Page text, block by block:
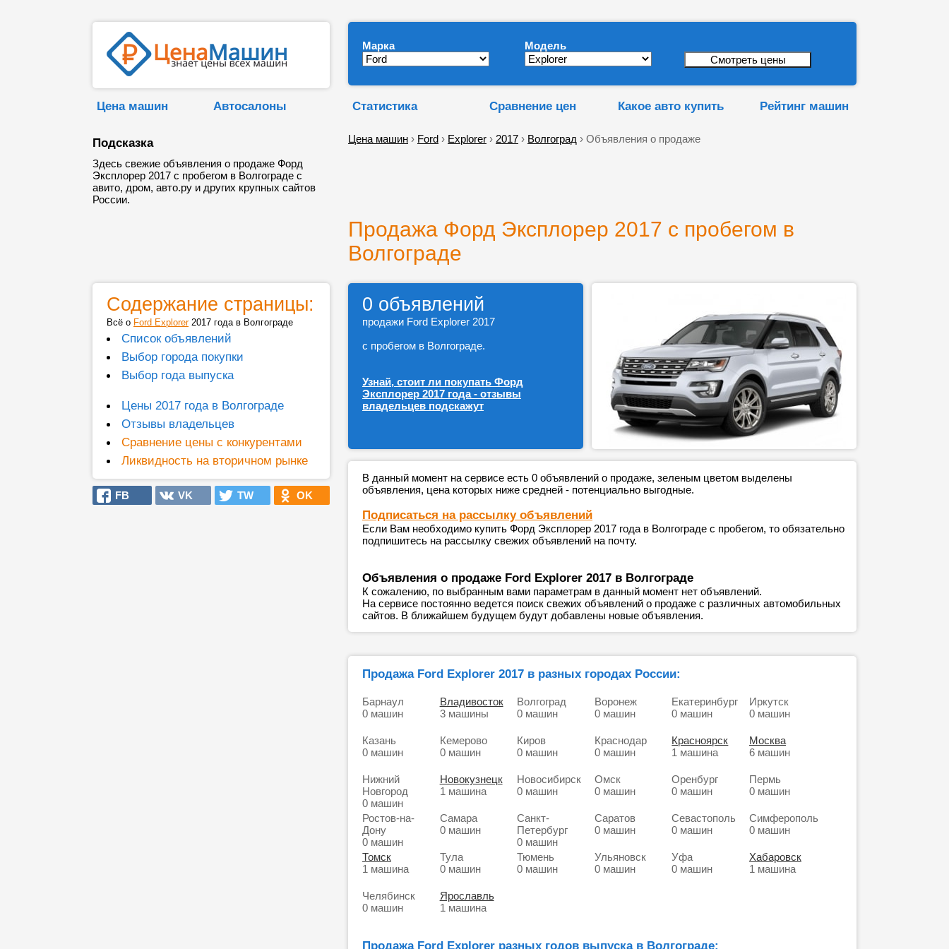
Марка Модель
Цена машин Автосалоны Статистика Сравнение цен Какое авто купить Рейтинг машин
Подсказка
Здесь свежие объявления о продаже Форд
Эксплорер 2017 с пробегом в Волгограде с
авито, дром, авто.ру и других крупных сайтов
России.
Цена машин › Ford › Explorer › 2017 › Волгоград › Объявления о продаже
Продажа Форд Эксплорер 2017 с пробегом в
Волгограде
Содержание страницы:
Всё о Ford Explorer2017 года в Волгограде
Список объявлений
Выбор города покупки
Выбор года выпуска
Цены 2017 года в Волгограде
Отзывы владельцев
Сравнение цены с конкурентами
Ликвидность на вторичном рынке
FB VK TW OK
0 объявлений
продажи Ford Explorer 2017
с пробегом в Волгограде.
Узнай, стоит ли покупать Форд
Эксплорер 2017 года - отзывы
владельцев подскажут
В данный момент на сервисе есть 0 объявлений о продаже, зеленым цветом выделены
объявления, цена которых ниже средней - потенциально выгодные.
Подписаться на рассылку объявлений
Если Вам необходимо купить Форд Эксплорер 2017 года в Волгограде с пробегом, то обязательно
подпишитесь на рассылку свежих объявлений на почту.
Объявления о продаже Ford Explorer 2017 в Волгограде
К сожалению, по выбранным вами параметрам в данный момент нет объявлений.
На сервисе постоянно ведется поиск свежих объявлений о продаже с различных автомобильных
сайтов. В ближайшем будущем будут добавлены новые объявления.
Продажа Ford Explorer 2017 в разных городах России:
Барнаул
0 машин
Владивосток
3 машины
Волгоград
0 машин
Воронеж
0 машин
Екатеринбург
0 машин
Иркутск
0 машин
Казань
0 машин
Кемерово
0 машин
Киров
0 машин
Краснодар
0 машин
Красноярск
1 машина
Москва
6 машин
Нижний
Новгород
0 машин
Новокузнецк
1 машина
Новосибирск
0 машин
Омск
0 машин
Оренбург
0 машин
Пермь
0 машин
Ростов-на-
Дону
0 машин
Самара
0 машин
Санкт-
Петербург
0 машин
Саратов
0 машин
Севастополь
0 машин
Симферополь
0 машин
Томск
1 машина
Тула
0 машин
Тюмень
0 машин
Ульяновск
0 машин
Уфа
0 машин
Хабаровск
1 машина
Челябинск
0 машин
Ярославль
1 машина
Продажа Ford Explorer разных годов выпуска в Волгограде: